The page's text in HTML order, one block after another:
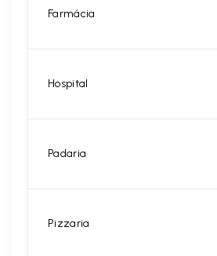
Farmácia
Hospital
Padaria
Pizzaria